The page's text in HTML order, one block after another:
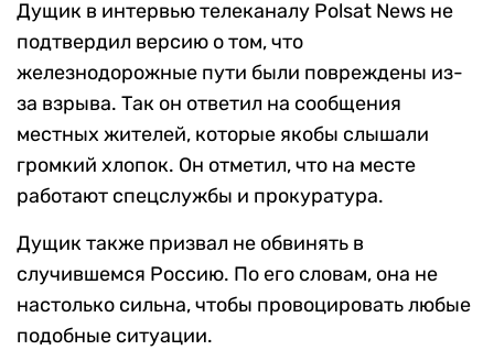
Дущик в интервью телеканалу Polsat News не
подтвердил версию о том, что
железнодорожные пути были повреждены из-
за взрыва. Так он ответил на сообщения
местных жителей, которые якобы слышали
громкий хлопок. Он отметил, что на месте
работают спецслужбы и прокуратура.
Дущик также призвал не обвинять в
случившемся Россию. По его словам, она не
настолько сильна, чтобы провоцировать любые
подобные ситуации.